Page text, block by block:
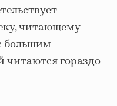
читающему
большим
гораздо